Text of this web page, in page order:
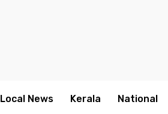
Local News Kerala National